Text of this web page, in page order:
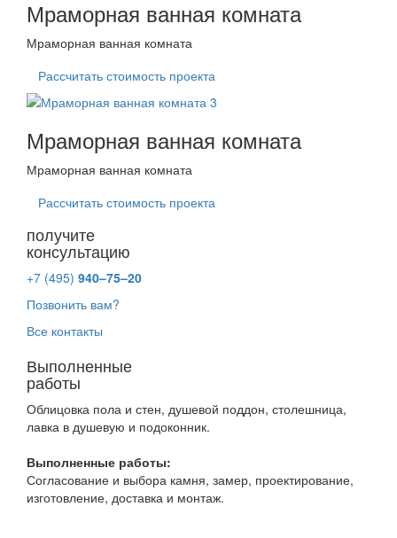
Мраморная ванная комната
Мраморная ванная комната
Рассчитать стоимость проекта
Мраморная ванная комната
Мраморная ванная комната
Рассчитать стоимость проекта
получите
консультацию
+7 (495) 940–75–20
Позвонить вам?
Все контакты
Выполненные
работы
Облицовка пола и стен, душевой поддон, столешница,
лавка в душевую и подоконник.
Выполненные работы:
Согласование и выбора камня, замер, проектирование,
изготовление, доставка и монтаж.